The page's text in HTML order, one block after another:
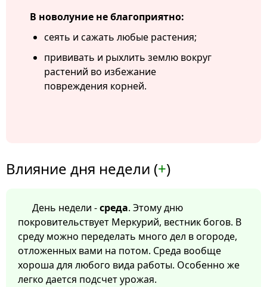
В новолуние не благоприятно:
сеять и сажать любые растения;
прививать и рыхлить землю вокруг
растений во избежание
повреждения корней.
Влияние дня недели (+)
День недели -среда. Этому дню
покровительствует Меркурий, вестник богов. В
среду можно переделать много дел в огороде,
отложенных вами на потом. Среда вообще
хороша для любого вида работы. Особенно же
легко дается подсчет урожая.